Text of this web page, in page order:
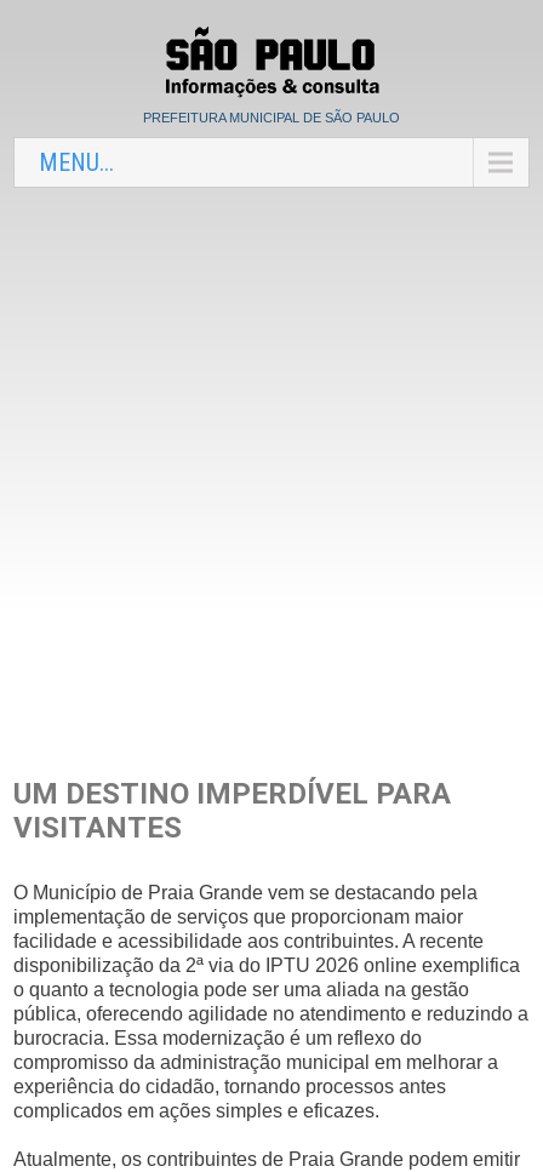
PREFEITURA MUNICIPAL DE SÃO PAULO
MENU...
UM DESTINO IMPERDÍVEL PARA
VISITANTES
O Município de Praia Grande vem se destacando pela
implementação de serviços que proporcionam maior
facilidade e acessibilidade aos contribuintes. A recente
disponibilização da 2ª via do IPTU 2026 online exemplifica
o quanto a tecnologia pode ser uma aliada na gestão
pública, oferecendo agilidade no atendimento e reduzindo a
burocracia. Essa modernização é um reflexo do
compromisso da administração municipal em melhorar a
experiência do cidadão, tornando processos antes
complicados em ações simples e eficazes.
Atualmente, os contribuintes de Praia Grande podem emitir